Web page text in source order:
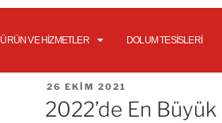
ÜRÜN VE HIZMETLER DOLUM TESISLERI
26 EKIM 2021
2022’de En